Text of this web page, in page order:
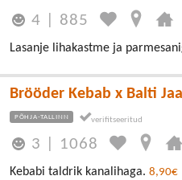
4 885
Lasanje lihakastme ja
Brööder Kebab x Balti
PÕHJA-TALLINN
3 1068
Kebabi taldrik kanalihaga. 8,90€